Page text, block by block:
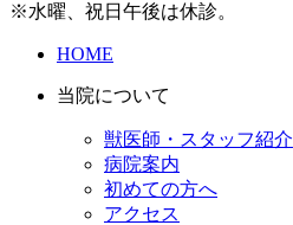
※水曜、祝日午後は休診。
HOME
当院について
獣医師・スタッフ紹介
病院案内
初めての方へ
アクセス